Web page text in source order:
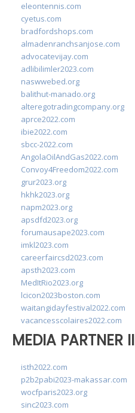
eleontennis.com
cyetus.com
bradfordshops.com
almadenranchsanjose.com
advocatevijay.com
adlibilimler2023.com
naswwebed.org
balithut-manado.org
alteregotradingcompany.org
aprce2022.com
ibie2022.com
sbcc-2022.com
AngolaOilAndGas2022.com
Convoy4Freedom2022.com
grur2023.org
hkhk2023.org
napm2023.org
apsdfd2023.org
forumausape2023.com
imkl2023.com
careerfaircsd2023.com
apsth2023.com
MedItRio2023.org
lcicon2023boston.com
waitangidayfestival2022.com
vacancesscolaires2022.com
MEDIA PARTNER II
isth2022.com
p2b2pabi2023-makassar.com
wocfparis2023.org
sinc2023.com